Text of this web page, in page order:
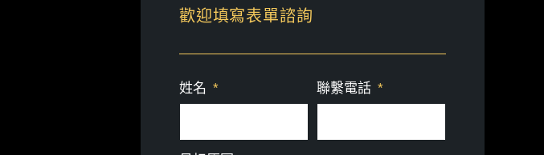
歡迎填寫表單諮詢
姓名 聯繫電話